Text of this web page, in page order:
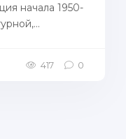
начала 1950-
417 0